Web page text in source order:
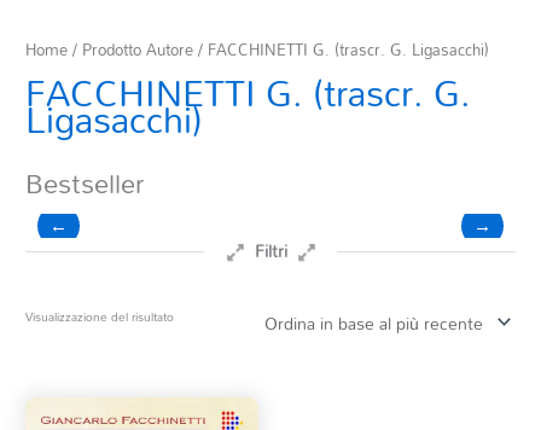
Home/ Prodotto Autore / FACCHINETTI G. (trascr. G. Ligasacchi)
FACCHINETTI G. (trascr. G.
Ligasacchi)
Bestseller
← →
Filtri
Clarinetto basso
Visualizzazione del risultato